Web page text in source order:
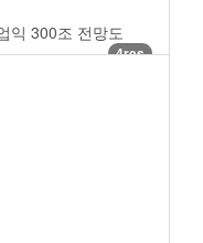
익 300조 전망도
4res